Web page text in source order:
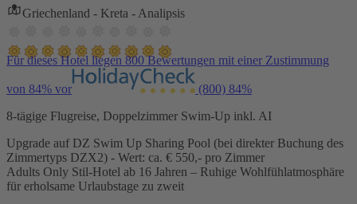
Griechenland - Kreta - Analipsis
Für dieses Hotel liegen 800 Bewertungen mit einer Zustimmung
von 84% vor (800) 84%
8-tägige Flugreise, Doppelzimmer Swim-Up inkl. AI
Upgrade auf DZ Swim Up Sharing Pool (bei direkter Buchung des
Zimmertyps DZX2) - Wert: ca. € 550,- pro Zimmer
Adults Only Stil-Hotel ab 16 Jahren – Ruhige Wohlfühlatmosphäre
für erholsame Urlaubstage zu zweit